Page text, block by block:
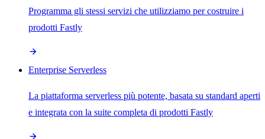
Programma gli stessi servizi che utilizziamo per costruire i
prodotti Fastly
Enterprise Serverless
La piattaforma serverless più potente, basata su standard aperti
e integrata con la suite completa di prodotti Fastly